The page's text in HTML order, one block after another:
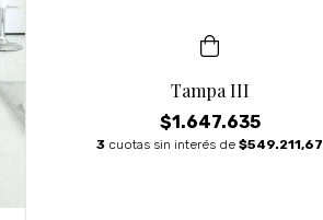
Tampa III
$1.647.635
3 cuotas sin interés de $549.211,67